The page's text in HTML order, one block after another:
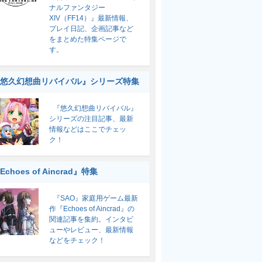
ナルファンタジー
XIV（FF14）』最新情報、
プレイ日記、企画記事など
をまとめた特集ページで
す。
久幻想曲リバイバル』シリーズ特集
『悠久幻想曲リバイバル』
シリーズの注目記事、最新
情報などはここでチェッ
ク！
of Aincrad』特集
『SAO』家庭用ゲーム最新
作『Echoes of Aincrad』の
関連記事を集約。インタビ
ューやレビュー、最新情報
などをチェック！